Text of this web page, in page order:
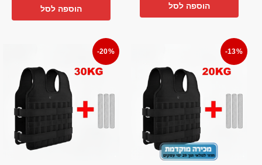
הוספה לסל הוספה לסל
-13%
-20%